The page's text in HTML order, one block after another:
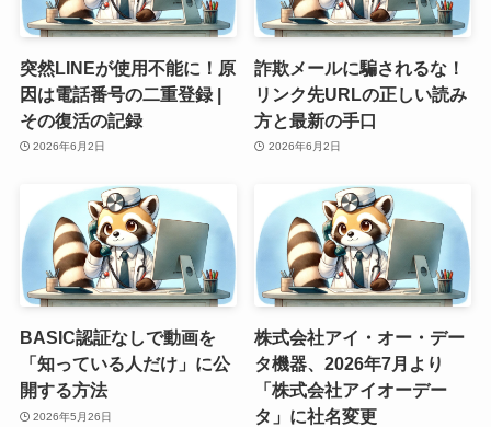
突然LINEが使用不能に！原
因は電話番号の二重登録 |
その復活の記録
2026年6月2日
詐欺メールに騙されるな！
リンク先URLの正しい読み
方と最新の手口
2026年6月2日
BASIC認証なしで動画を
「知っている人だけ」に公
開する方法
2026年5月26日
株式会社アイ・オー・デー
タ機器、2026年7月より
「株式会社アイオーデー
タ」に社名変更